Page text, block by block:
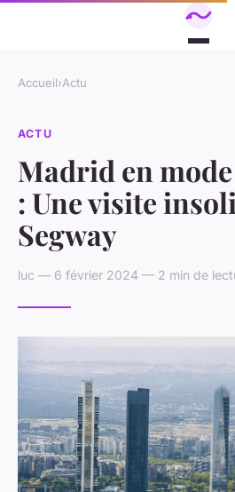
Accueil›Actu
ACTU
Madrid en
: Une visite
Segway
luc — 6 février 2024 — 2 min de